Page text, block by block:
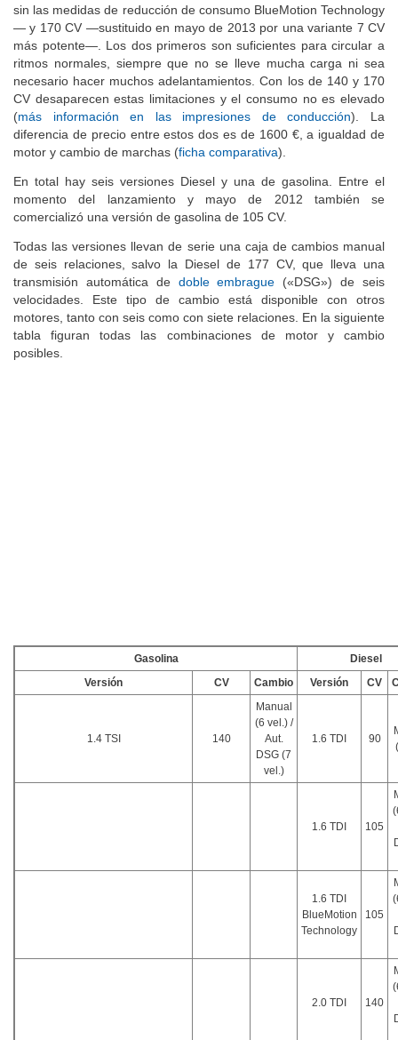
sin las medidas de reducción de consumo BlueMotion Technology
— y 170 CV —sustituido en mayo de 2013 por una variante 7 CV
más potente—. Los dos primeros son suficientes para circular a
ritmos normales, siempre que no se lleve mucha carga ni sea
necesario hacer muchos adelantamientos. Con los de 140 y 170
CV desaparecen estas limitaciones y el consumo no es elevado
(más información en las impresiones de conducción). La
diferencia de precio entre estos dos es de 1600 €, a igualdad de
motor y cambio de marchas (ficha comparativa).
En total hay seis versiones Diesel y una de gasolina. Entre el
momento del lanzamiento y mayo de 2012 también se
comercializó una versión de gasolina de 105 CV.
Todas las versiones llevan de serie una caja de cambios manual
de seis relaciones, salvo la Diesel de 177 CV, que lleva una
transmisión automática de doble embrague («DSG») de seis
velocidades. Este tipo de cambio está disponible con otros
motores, tanto con seis como con siete relaciones. En la siguiente
tabla figuran todas las combinaciones de motor y cambio
posibles.
Gasolina
Diesel
Versión
CV Cambio Versión CV
1.4 TSI 140
Manual
(6 vel.) /
Aut.
DSG (7
vel.)
1.6 TDI 90
1.6 TDI 105
1.6 TDI
BlueMotion
Technology
105
2.0 TDI 140